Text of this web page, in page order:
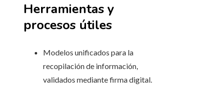
Herramientas y
procesos útiles
Modelos unificados para la
recopilación de información,
validados mediante firma digital.